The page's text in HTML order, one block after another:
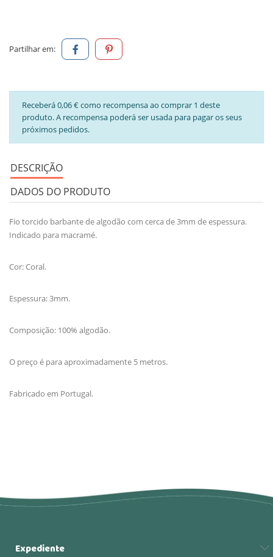
Partilhar em:
Receberá 0,06 € como recompensa ao comprar 1 deste
produto. A recompensa poderá ser usada para pagar os seus
próximos pedidos.
DESCRIÇÃO
DADOS DO PRODUTO
Fio torcido barbante de algodão com cerca de 3mm de espessura.
Indicado para macramé.
Cor: Coral.
Espessura: 3mm.
Composição: 100% algodão.
O preço é para aproximadamente 5 metros.
Fabricado em Portugal.
Expediente